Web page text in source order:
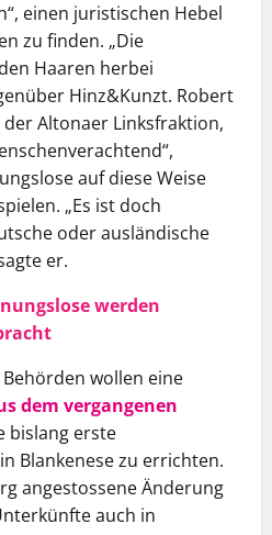
einen juristischen Hebel
zu finden. „Die
Haaren herbei
Hinz&Kunzt. Robert
Altonaer Linksfraktion,
auf diese Weise
„Es ist doch
oder ausländische
er.
werden
Behörden wollen eine
dem vergangenen
bislang erste
Blankenese zu errichten.
angestossene Änderung
auch in